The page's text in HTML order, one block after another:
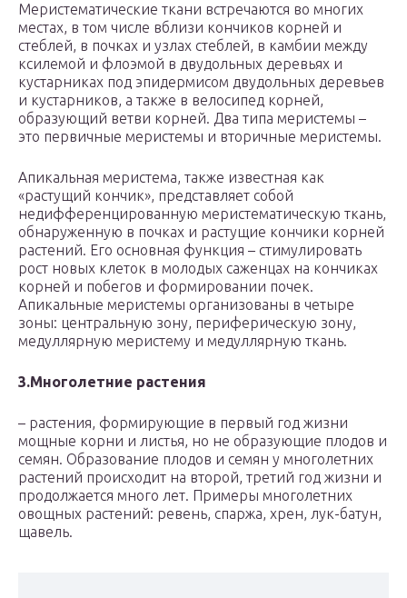
Меристематические ткани встречаются во многих
местах, в том числе вблизи кончиков корней и
стеблей, в почках и узлах стеблей, в камбии между
ксилемой и флоэмой в двудольных деревьях и
кустарниках под эпидермисом двудольных деревьев
и кустарников, а также в велосипед корней,
образующий ветви корней. Два типа меристемы –
это первичные меристемы и вторичные меристемы.
Апикальная меристема, также известная как
«растущий кончик», представляет собой
недифференцированную меристематическую ткань,
обнаруженную в почках и растущие кончики корней
растений. Его основная функция – стимулировать
рост новых клеток в молодых саженцах на кончиках
корней и побегов и формировании почек.
Апикальные меристемы организованы в четыре
зоны: центральную зону, периферическую зону,
медуллярную меристему и медуллярную ткань.
3.Многолетние растения
– растения, формирующие в первый год жизни
мощные корни и листья, но не образующие плодов и
семян. Образование плодов и семян у многолетних
растений происходит на второй, третий год жизни и
продолжается много лет. Примеры многолетних
овощных растений: ревень, спаржа, хрен, лук-батун,
щавель.